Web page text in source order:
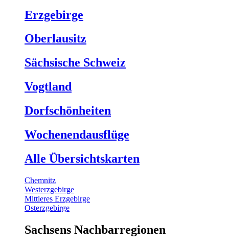
Erzgebirge
Oberlausitz
Sächsische Schweiz
Vogtland
Dorfschönheiten
Wochenendausflüge
Alle Übersichtskarten
Chemnitz
Westerzgebirge
Mittleres Erzgebirge
Osterzgebirge
Sachsens Nachbarregionen